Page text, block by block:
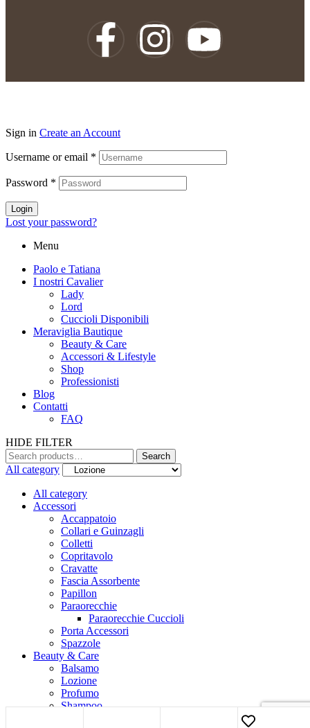
Sign in Create an Account
Username or email *
Password *
Login
Lost your password?
Menu
Paolo e Tatiana
I nostri Cavalier
Lady
Lord
Cuccioli Disponibili
Meraviglia Bautique
Beauty & Care
Accessori & Lifestyle
Shop
Professionisti
Blog
Contatti
FAQ
HIDE FILTER
Search
All category
All category
Accessori
Accappatoio
Collari e Guinzagli
Colletti
Copritavolo
Cravatte
Fascia Assorbente
Papillon
Paraorecchie
Paraorecchie Cuccioli
Porta Accessori
Spazzole
Beauty & Care
Balsamo
Lozione
Profumo
Shampoo